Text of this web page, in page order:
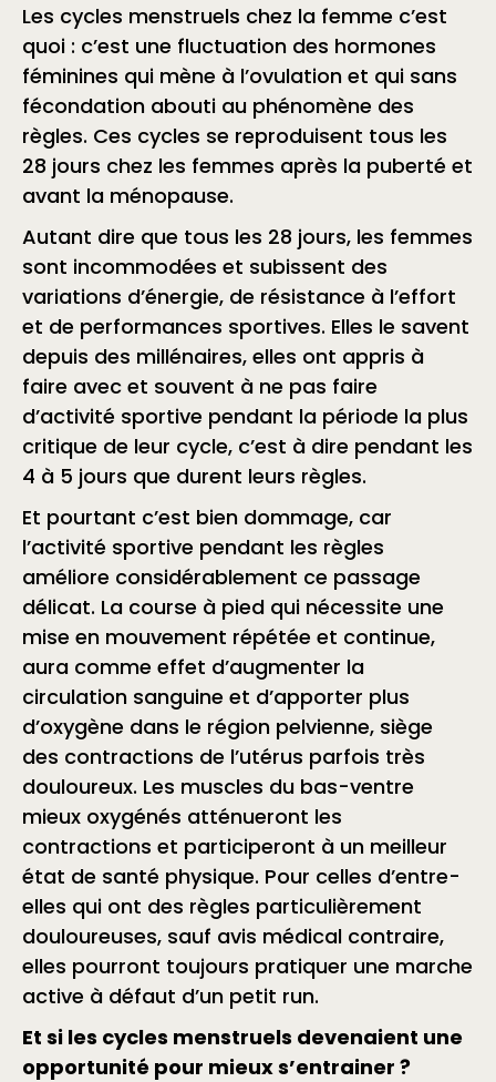
Les cycles menstruels chez la femme c’est
quoi : c’est une fluctuation des hormones
féminines qui mène à l’ovulation et qui sans
fécondation abouti au phénomène des
règles. Ces cycles se reproduisent tous les
28 jours chez les femmes après la puberté et
avant la ménopause.
Autant dire que tous les 28 jours, les femmes
sont incommodées et subissent des
variations d’énergie, de résistance à l’effort
et de performances sportives. Elles le savent
depuis des millénaires, elles ont appris à
faire avec et souvent à ne pas faire
d’activité sportive pendant la période la plus
critique de leur cycle, c’est à dire pendant les
4 à 5 jours que durent leurs règles.
Et pourtant c’est bien dommage, car
l’activité sportive pendant les règles
améliore considérablement ce passage
délicat. La course à pied qui nécessite une
mise en mouvement répétée et continue,
aura comme effet d’augmenter la
circulation sanguine et d’apporter plus
d’oxygène dans le région pelvienne, siège
des contractions de l’utérus parfois très
douloureux. Les muscles du bas-ventre
mieux oxygénés atténueront les
contractions et participeront à un meilleur
état de santé physique. Pour celles d’entre-
elles qui ont des règles particulièrement
douloureuses, sauf avis médical contraire,
elles pourront toujours pratiquer une marche
active à défaut d’un petit run.
Et si les cycles menstruels devenaient une
opportunité pour mieux s’entrainer ?